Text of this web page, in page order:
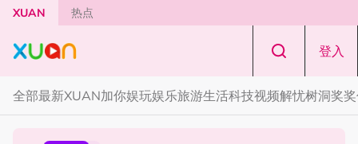
Skip to main content
XUAN 热点
登入
全部最新XUAN加你娱玩娱乐旅游生活科技视频解忧树洞奖